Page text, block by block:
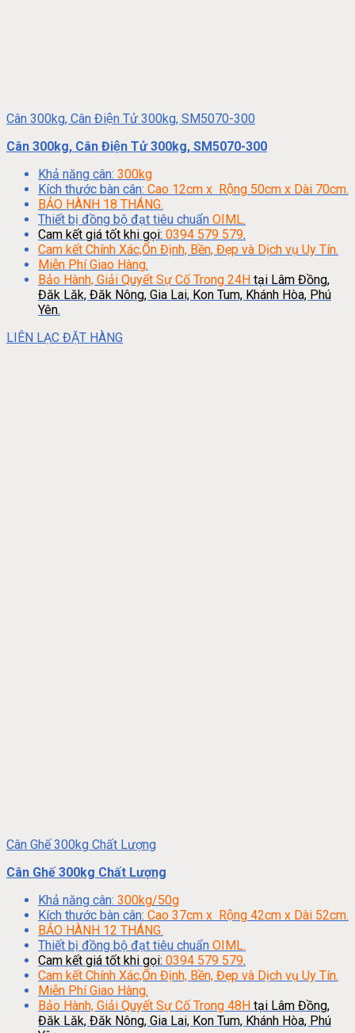
Cân 300kg, Cân Điện Tử 300kg, SM5070-300
Cân 300kg, Cân Điện Tử 300kg, SM5070-300
Khả năng cân: 300kg
Kích thước bàn cân: Cao 12cm x Rộng 50cm x Dài 70cm.
BẢO HÀNH 18 THÁNG.
Thiết bị đồng bộ đạt tiêu chuẩn OIML.
Cam kết giá tốt khi gọi: 0394 579 579.
Cam kết Chính Xác,Ổn Định, Bền, Đẹp và Dịch vụ Uy Tín.
Miễn Phí Giao Hàng.
Bảo Hành, Giải Quyết Sự Cố Trong 24H tại Lâm Đồng,
Đăk Lăk, Đăk Nông, Gia Lai, Kon Tum, Khánh Hòa, Phú
Yên.
LIÊN LẠC ĐẶT HÀNG
Cân Ghế 300kg Chất Lượng
Cân Ghế 300kg Chất Lượng
Khả năng cân: 300kg/50g
Kích thước bàn cân: Cao 37cm x Rộng 42cm x Dài 52cm.
BẢO HÀNH 12 THÁNG.
Thiết bị đồng bộ đạt tiêu chuẩn OIML.
Cam kết giá tốt khi gọi: 0394 579 579.
Cam kết Chính Xác,Ổn Định, Bền, Đẹp và Dịch vụ Uy Tín.
Miễn Phí Giao Hàng.
Bảo Hành, Giải Quyết Sự Cố Trong 48H tại Lâm Đồng,
Đăk Lăk, Đăk Nông, Gia Lai, Kon Tum, Khánh Hòa, Phú